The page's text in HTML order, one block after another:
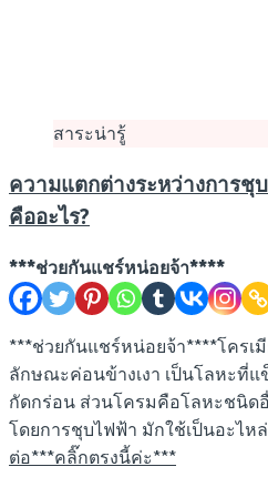
สาระน่ารู้
ความแตกต่างระหว่างการชุ
คืออะไร?
***ช่วยกันแชร์หน่อยจ้า****
***ช่วยกันแชร์หน่อยจ้า****โครเ
ลักษณะค่อนข้างเงา เป็นโลหะที่
กัดกร่อน ส่วนโครมคือโลหะชนิด
โดยการชุบไฟฟ้า มักใช้เป็นอะไห
ต่อ***คลิ๊กตรงนี้ค่ะ***